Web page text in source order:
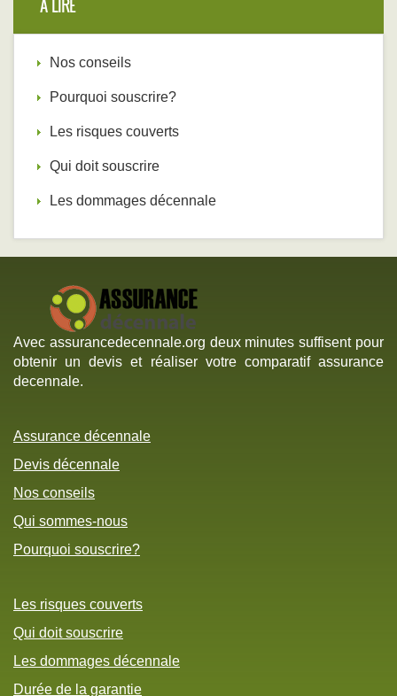
A LIRE
Nos conseils
Pourquoi souscrire?
Les risques couverts
Qui doit souscrire
Les dommages décennale
Avec assurancedecennale.org deux minutes suffisent pour
obtenir un devis et réaliser votre comparatif assurance
decennale.
Assurance décennale
Devis décennale
Nos conseils
Qui sommes-nous
Pourquoi souscrire?
Les risques couverts
Qui doit souscrire
Les dommages décennale
Durée de la garantie